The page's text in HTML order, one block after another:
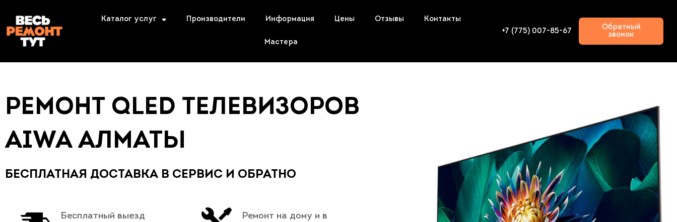
Каталог услуг Производители Информация Цены Отзывы Контакты
Мастера
+7 (775) 007-85-67
Обратный
звонок
РЕМОНТ QLED ТЕЛЕВИЗОРОВ
AIWA АЛМАТЫ
БЕСПЛАТНАЯ ДОСТАВКА В СЕРВИС И ОБРАТНО
Бесплатный выезд
Ремонт на дому и в